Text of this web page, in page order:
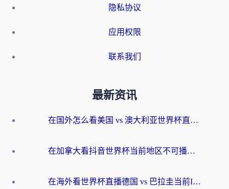
隐私协议
应用权限
联系我们
最新资讯
在国外怎么看美国 vs 澳大利亚世界杯直播？海外党必藏的中文解说观赛指南
在加拿大看抖音世界杯当前地区不可播放？海外党体育观赛终极指南
在海外看世界杯直播德国 vs 巴拉圭当前IP受限制？这篇指南帮你轻松解决地区限制